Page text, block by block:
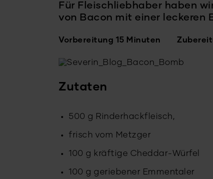
Für Fleischliebhaber haben
von Bacon mit einer leckeren
Vorbereitung 15 Minuten
Zutaten
500 g Rinderhackfleisch,
frisch vom Metzger
100 g kräftige Cheddar-Würfel
100 g geriebener Emmentaler